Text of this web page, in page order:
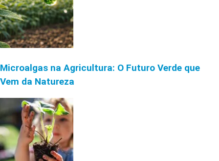
Microalgas na Agricultura: O Futuro Verde que
Vem da Natureza